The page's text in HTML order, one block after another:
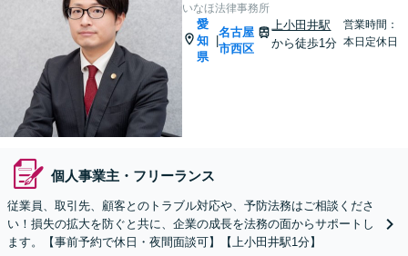
いなほ法律事務所
愛
知
県
|
名古屋
市西区
上小田井駅
から徒歩1分
営業時間：
本日定休日
個人事業主・フリーランス
従業員、取引先、顧客とのトラブル対応や、予防法務はご相談くださ
い！損失の拡大を防ぐと共に、企業の成長を法務の面からサポートし
ます。【事前予約で休日・夜間面談可】【上小田井駅1分】